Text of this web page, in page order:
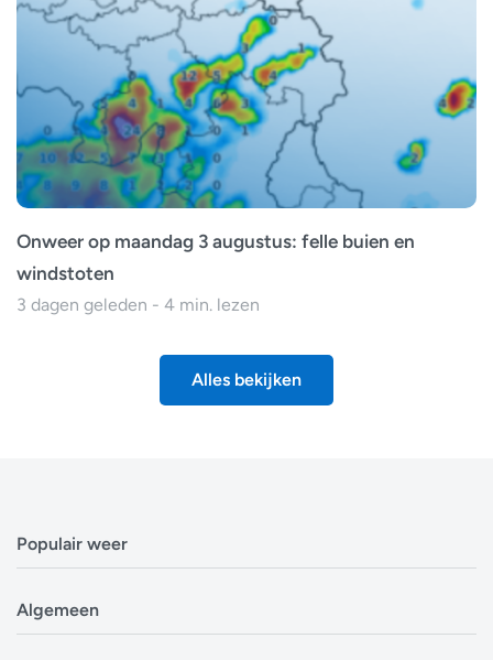
Onweer op maandag 3 augustus: felle buien en
windstoten
3 dagen geleden - 4 min. lezen
Alles bekijken
Populair weer
Weerbericht Brussel
Algemeen